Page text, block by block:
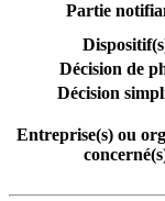
Partie
Décision de
Décision
Entreprise(s) ou